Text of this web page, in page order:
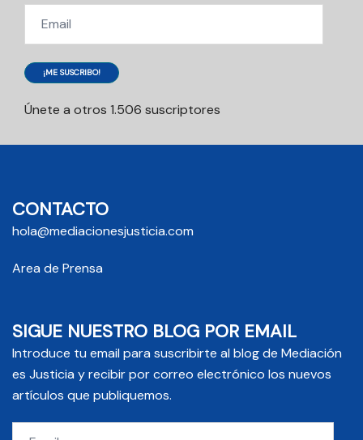
¡ME SUSCRIBO!
Únete a otros 1.506 suscriptores
CONTACTO
hola@mediacionesjusticia.com
Area de Prensa
SIGUE NUESTRO BLOG POR EMAIL
Introduce tu email para suscribirte al blog de Mediación
es Justicia y recibir por correo electrónico los nuevos
artículos que publiquemos.